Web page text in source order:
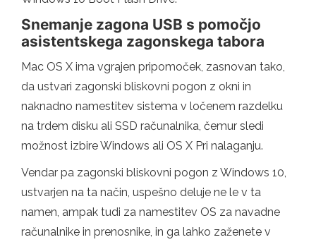
Snemanje zagona USB s pomočjo
asistentskega zagonskega tabora
Mac OS X ima vgrajen pripomoček, zasnovan tako,
da ustvari zagonski bliskovni pogon z okni in
naknadno namestitev sistema v ločenem razdelku
na trdem disku ali SSD računalnika, čemur sledi
možnost izbire Windows ali OS X Pri nalaganju.
Vendar pa zagonski bliskovni pogon z Windows 10,
ustvarjen na ta način, uspešno deluje ne le v ta
namen, ampak tudi za namestitev OS za navadne
računalnike in prenosnike, in ga lahko zaženete v